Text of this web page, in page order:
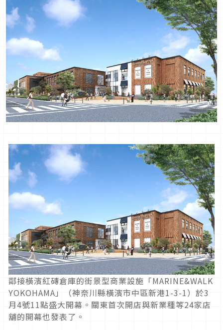
鄰接橫濱紅磚倉庫的街景型商業設施「MARINE&WALK
YOKOHAMA」（神奈川縣橫濱市中區新港1-3-1）於3
月4號11點盛大開幕。關東首次開店與新業種等24家店
舖的開幕也發表了。